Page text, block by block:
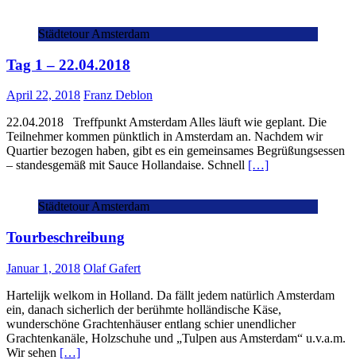
Städtetour Amsterdam
Tag 1 – 22.04.2018
April 22, 2018 Franz Deblon
22.04.2018 Treffpunkt Amsterdam Alles läuft wie geplant. Die
Teilnehmer kommen pünktlich in Amsterdam an. Nachdem wir
Quartier bezogen haben, gibt es ein gemeinsames Begrüßungsessen
– standesgemäß mit Sauce Hollandaise. Schnell […]
Städtetour Amsterdam
Tourbeschreibung
Januar 1, 2018 Olaf Gafert
Hartelijk welkom in Holland. Da fällt jedem natürlich Amsterdam
ein, danach sicherlich der berühmte holländische Käse,
wunderschöne Grachtenhäuser entlang schier unendlicher
Grachtenkanäle, Holzschuhe und „Tulpen aus Amsterdam“ u.v.a.m.
Wir sehen […]